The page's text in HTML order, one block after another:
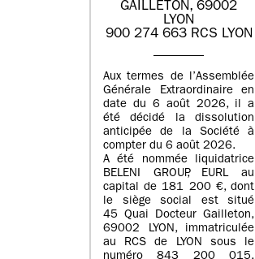
GAILLETON, 69002
LYON
900 274 663 RCS LYON
Aux termes de l’Assemblée
Générale Extraordinaire en
date du 6 août 2026, il a
été décidé la dissolution
anticipée de la Société à
compter du 6 août 2026.
A été nommée liquidatrice
BELENI GROUP, EURL au
capital de 181 200 €, dont
le siège social est situé
45 Quai Docteur Gailleton,
69002 LYON, immatriculée
au RCS de LYON sous le